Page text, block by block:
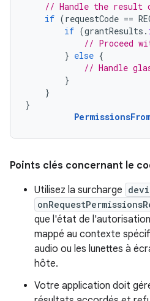
// Handle the result
if (requestCode ==
if (grantResults .
// Proceed
} else {
// Handle
}
}
}
Points clés concernant le
Utilisez la surcharge
que l'état de
mappé au contexte
audio ou les lunettes à
hôte.
Votre application doit